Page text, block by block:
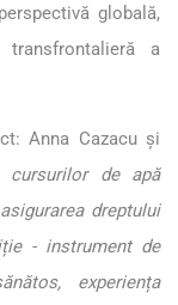
globală,
a
Anna Cazacu și
cursurilor de apă
dreptului
- instrument de
experiența